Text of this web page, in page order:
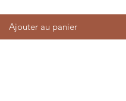
Ajouter au panier